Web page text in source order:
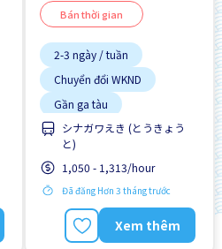
Bán thời gian
2-3 ngày / tuần
Chuyển đổi WKND
Gần ga tàu
Giao dịch đã thanh toán
Vài giờ làm việc
シナガワえき (とうきょう
と)
1,050 - 1,313/hour
Đã đăng Hơn 3 tháng trước
Xem thêm